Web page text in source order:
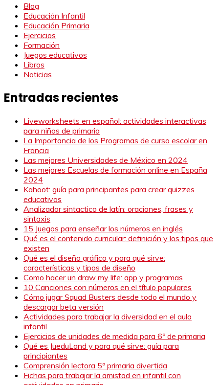
Blog
Educación Infantil
Educación Primaria
Ejercicios
Formación
Juegos educativos
Libros
Noticias
Entradas recientes
Liveworksheets en español: actividades interactivas
para niños de primaria
La Importancia de los Programas de curso escolar en
Francia
Las mejores Universidades de México en 2024
Las mejores Escuelas de formación online en España
2024
Kahoot: guía para principantes para crear quizzes
educativos
Analizador sintactico de latín: oraciones, frases y
sintaxis
15 Juegos para enseñar los números en inglés
Qué es el contenido curricular: definición y los tipos que
existen
Qué es el diseño gráfico y para qué sirve:
características y tipos de diseño
Como hacer un draw my life: app y programas
10 Canciones con números en el título populares
Cómo jugar Squad Busters desde todo el mundo y
descargar beta versión
Actividades para trabajar la diversidad en el aula
infantil
Ejercicios de unidades de medida para 6º de primaria
Qué es JueduLand y para qué sirve: guía para
principiantes
Comprensión lectora 5º primaria divertida
Fichas para trabajar la amistad en infantil con